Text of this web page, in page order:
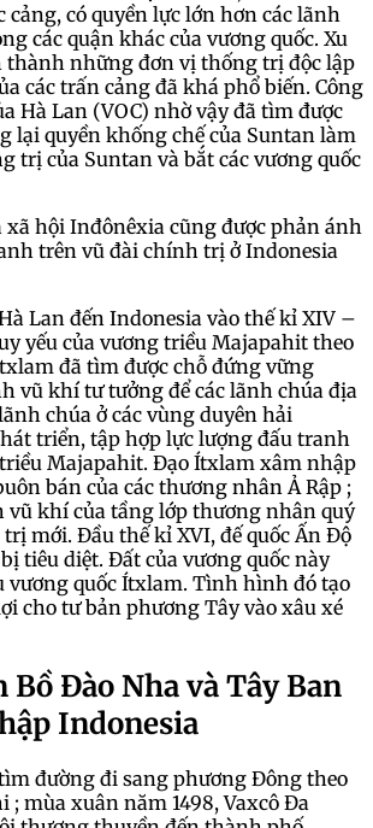
cảng, có quyền lực lớn hơn các lãnh
các quận khác của vương quốc. Xu
những đơn vị thống trị độc lập
các trấn cảng đã khá phổ biến. Công
Hà Lan (VOC) nhờ vậy đã tìm được
lại quyền khống chế của Suntan làm
trị của Suntan và bắt các vương quốc
xã hội Inđônêxia cũng được phản ánh
trên vũ đài chính trị ở Indonesia
Lan đến Indonesia vào thế kỉ XIV –
yếu của vương triều Majapahit theo
đã tìm được chỗ đứng vững
vũ khí tư tưởng để các lãnh chúa địa
chúa ở các vùng duyên hải
triển, tập hợp lực lượng đấu tranh
Majapahit. Đạo Ítxlam xâm nhập
bán của các thương nhân Ả Rập ;
vũ khí của tầng lớp thương nhân quý
mới. Đầu thế kỉ XVI, đế quốc Ấn Độ
tiêu diệt. Đất của vương quốc này
vương quốc Ítxlam. Tình hình đó tạo
cho tư bản phương Tây vào xâu xé
Bồ Đào Nha và Tây Ban
Indonesia
đường đi sang phương Đông theo
; mùa xuân năm 1498, Vaxcô Đa